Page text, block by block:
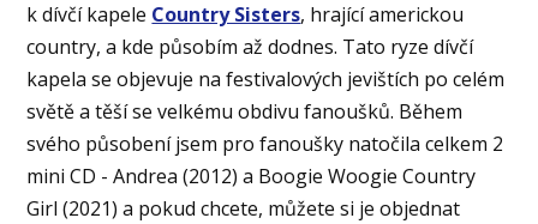
k dívčí kapele Country Sisters, hrající americkou
country, a kde působím až dodnes. Tato ryze dívčí
kapela se objevuje na festivalových jevištích po celém
světě a těší se velkému obdivu fanoušků. Během
svého působení jsem pro fanoušky natočila celkem 2
mini CD - Andrea (2012) a Boogie Woogie Country
Girl (2021) a pokud chcete, můžete si je objednat